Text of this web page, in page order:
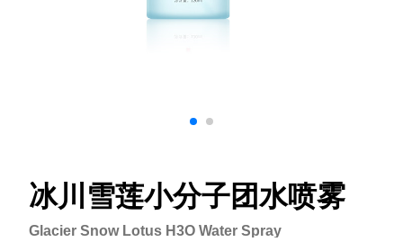
冰川雪莲小分子团水喷雾
Glacier Snow Lotus H3O Water Spray